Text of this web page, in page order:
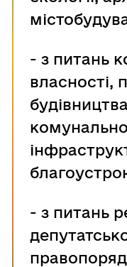
- з питань
власності,
- з питань